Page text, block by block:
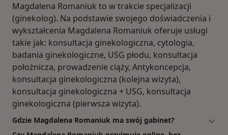
Magdalena Romaniuk to w trakcie specjalizacji
(ginekolog). Na podstawie swojego doświadczenia i
wykształcenia Magdalena Romaniuk oferuje usługi
takie jak: konsultacja ginekologiczna, cytologia,
badania ginekologiczne, USG płodu, konsultacja
położnicza, prowadzenie ciąży, Antykoncepcja,
konsultacja ginekologiczna (kolejna wizyta),
konsultacja ginekologiczna + USG, konsultacja
ginekologiczna (pierwsza wizyta).
Gdzie Magdalena Romaniuk ma swój gabinet?